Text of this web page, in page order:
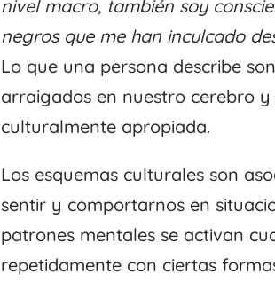
nivel macro, también soy
negros que me han inculcado
Lo que una persona describe
arraigados en nuestro cerebro
culturalmente apropiada.
Los esquemas culturales son
sentir y comportarnos en
patrones mentales se activan
repetidamente con ciertas